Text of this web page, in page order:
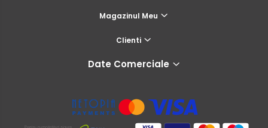
Magazinul Meu
Clienti
Date Comerciale